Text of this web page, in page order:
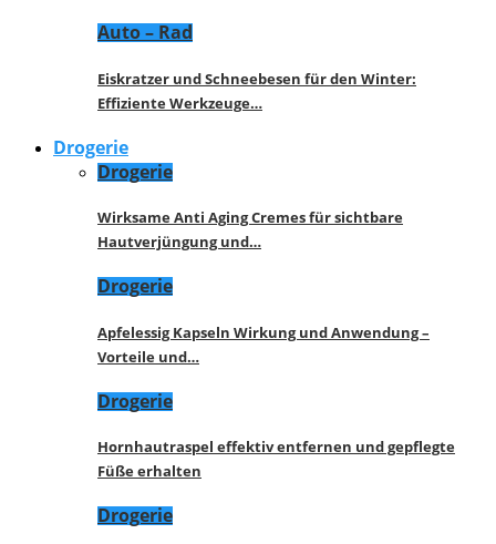
Auto – Rad
Eiskratzer und Schneebesen für den Winter:
Effiziente Werkzeuge…
Drogerie
Drogerie
Wirksame Anti Aging Cremes für sichtbare
Hautverjüngung und…
Drogerie
Apfelessig Kapseln Wirkung und Anwendung –
Vorteile und…
Drogerie
Hornhautraspel effektiv entfernen und gepflegte
Füße erhalten
Drogerie